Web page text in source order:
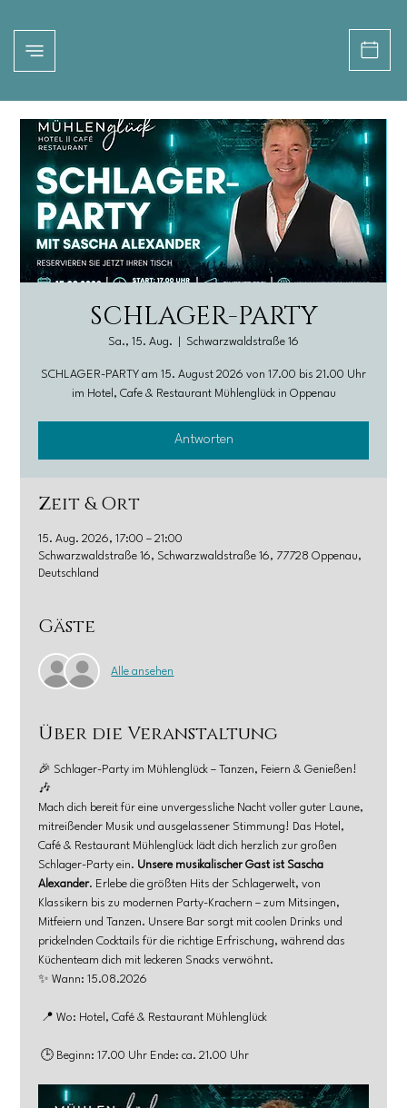
SCHLAGER-PARTY
Sa., 15. Aug. Schwarzwaldstraße 16
SCHLAGER-PARTY am 15. August 2026 von 17.00 bis 21.00 Uhr
im Hotel, Cafe & Restaurant Mühlenglück in Oppenau
Antworten
Zeit & Ort
15. Aug. 2026, 17:00 – 21:00
Schwarzwaldstraße 16, Schwarzwaldstraße 16, 77728 Oppenau,
Deutschland
Gäste
Alle ansehen
Über die Veranstaltung
🎉 Schlager-Party im Mühlenglück – Tanzen, Feiern & Genießen!
🎶
Mach dich bereit für eine unvergessliche Nacht voller guter Laune,
mitreißender Musik und ausgelassener Stimmung! Das Hotel,
Café & Restaurant Mühlenglück lädt dich herzlich zur großen
Schlager-Party ein. Unsere musikalischer Gast ist Sascha
Alexander. Erlebe die größten Hits der Schlagerwelt, von
Klassikern bis zu modernen Party-Krachern – zum Mitsingen,
Mitfeiern und Tanzen. Unsere Bar sorgt mit coolen Drinks und
prickelnden Cocktails für die richtige Erfrischung, während das
Küchenteam dich mit leckeren Snacks verwöhnt.
✨ Wann: 15.08.2026
📍 Wo: Hotel, Café & Restaurant Mühlenglück
🕒 Beginn: 17.00 Uhr Ende: ca. 21.00 Uhr